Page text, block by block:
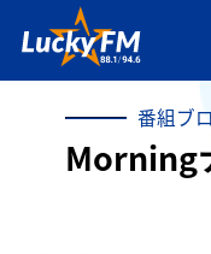
番組ブ
Morning